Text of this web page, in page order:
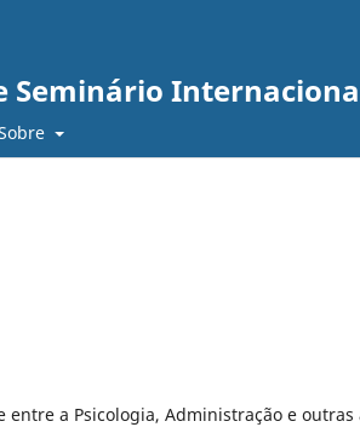
Seminário
a Psicologia, Administração e